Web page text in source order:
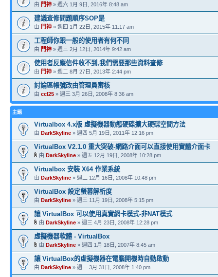
由 門神 » 週六 1月 9日, 2016年 8:48 am
建議查修問題順序SOP是
由 門神 » 週四 1月 22日, 2015年 11:17 am
工程師你跟一般的使用者有何不同
由 門神 » 週三 2月 12日, 2014年 9:42 am
使用者反應信件收不到,我們需要那些資料查修
由 門神 » 週二 8月 27日, 2013年 2:44 pm
討論區帳號改由管理員審核
由 ccl25 » 週三 3月 26日, 2008年 8:36 am
主題
Virtualbox 4.x版 虛擬機器動態硬碟擴大硬碟空間方法
由 DarkSkyline » 週四 5月 19日, 2011年 12:16 pm
VirtualBox V2.1.0 重大突破-網路介面可以直接使用實體介面卡
由 DarkSkyline » 週五 12月 19日, 2008年 10:28 pm
Virtualbox 安裝 X64 作業系統
由 DarkSkyline » 週二 12月 16日, 2008年 10:48 pm
VirtualBox 設定螢幕解析度
由 DarkSkyline » 週三 11月 19日, 2008年 5:15 pm
讓 VirtualBox 可以使用真實網卡模式-非NAT模式
由 DarkSkyline » 週三 4月 23日, 2008年 12:28 pm
虛擬機器軟體 - VirtualBox
由 DarkSkyline » 週四 1月 18日, 2007年 8:45 am
讓 VirtualBox的虛擬機器在電腦開機時自動啟動
由 DarkSkyline » 週一 3月 31日, 2008年 1:40 pm